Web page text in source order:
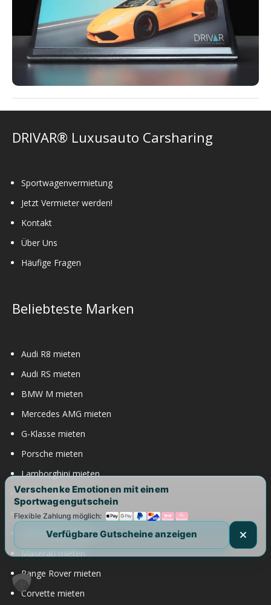
DRIVAR® Luxusauto Carsharing
Sportwagenvermietung
Jetzt Vermieter werden!
Kontakt
Über Uns
Häufige Fragen
Beliebteste Marken
Audi R8 mieten
Audi RS mieten
BMW M mieten
Mercedes AMG mieten
G-Klasse mieten
Porsche mieten
Lamborghini mieten
Ferrari mieten
Bentley mieten
Rolls Royce mieten
Maserati mieten
Range Rover mieten
Corvette mieten
Verschenke Emotionen mit einem
Sportwagengutschein
Flexible Zahlung möglich:
Verfügbare Gutscheine anzeigen